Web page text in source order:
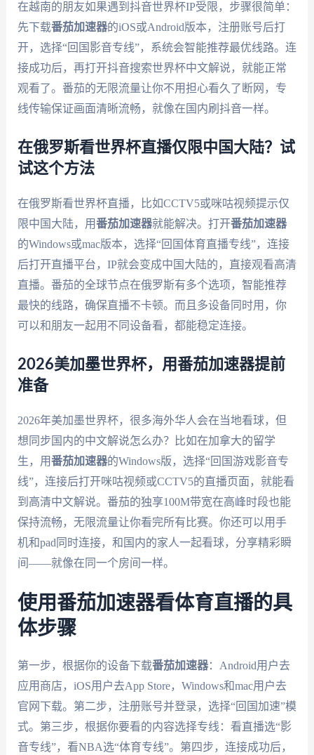
在越南的朋友如果遇到抖音世界杯IP受限，步骤很简单：
先下载番茄加速器的iOS或Android版本，注册账号后打
开，选择“回国影音专线”，系统会智能推荐最优线路。连
接成功后，再打开抖音搜索世界杯中文解说，就能正常
观看了。番茄的无限流量让你不用担心看久了断网，专
线传输保证画面清晰流畅，就像在国内刷抖音一样。
在俄罗斯看世界杯直播仅限中国大陆？试
试这个方法
在俄罗斯看世界杯直播，比如CCTV5或咪咕视频提示仅
限中国大陆，用番茄加速器就能解决。打开番茄加速器
的Windows或mac版本，选择“回国体育直播专线”，连接
后打开直播平台，IP就会变成中国大陆的，直接观看高清
直播。番茄的全球节点在俄罗斯有多个选项，智能推荐
最快的线路，确保直播不卡顿。而且多设备同时用，你
可以和朋友一起用不同设备看，都能稳定连接。
2026美加墨世界杯，用番茄加速器提前
准备
2026年美加墨世界杯，很多海外华人会在当地看球，但
想同步国内的中文解说怎么办？比如在加拿大的留学
生，用番茄加速器的Windows版，选择“回国游戏影音专
线”，连接后打开咪咕视频或CCTV5的直播页面，就能看
到高清中文解说。番茄的独享100M带宽在高峰时段也能
保持流畅，无限流量让你看完所有比赛。你还可以用手
机和pad同时连接，和国内的家人一起看球，分享精彩瞬
间——就像在同一个房间一样。
使用番茄加速器看体育直播的具
体步骤
第一步，根据你的设备下载番茄加速器：Android用户去
应用商店，iOS用户去App Store，Windows和mac用户去
官网下载。第二步，注册账号并登录，选择“回国加速”模
式。第三步，根据你要看的内容选择专线：看直播选“影
音专线”，看NBA选“体育专线”。第四步，连接成功后，